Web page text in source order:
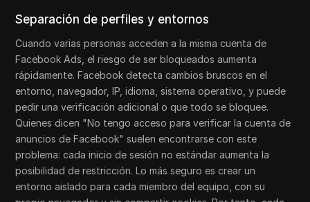
Separación de perfiles y entornos
Cuando varias personas acceden a la misma cuenta de
Facebook Ads, el riesgo de ser bloqueados aumenta
rápidamente. Facebook detecta cambios bruscos en el
entorno, navegador, IP, idioma, sistema operativo, y puede
pedir una verificación adicional o que todo se bloquee.
Quienes dicen "No tengo acceso para verificar la cuenta de
anuncios de Facebook" suelen encontrarse con este
problema: cada inicio de sesión no estándar aumenta la
posibilidad de restricción. Lo más seguro es crear un
entorno aislado para cada miembro del equipo, con su